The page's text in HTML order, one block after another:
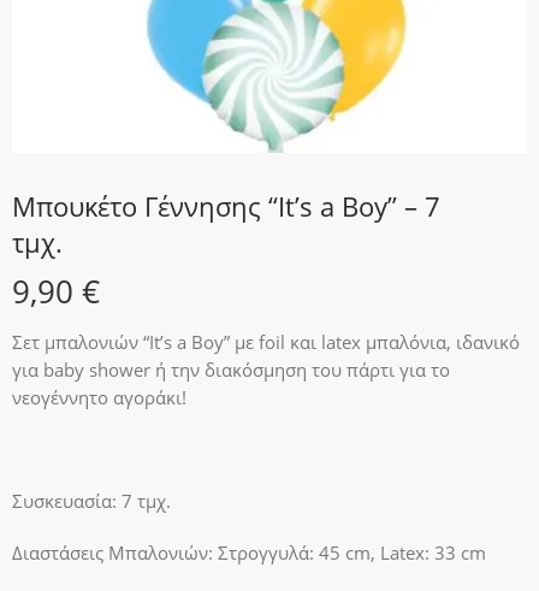
Μπουκέτο Γέννησης “It’s a Boy” – 7
τμχ.
9,90 €
Σετ μπαλονιών “It’s a Boy” με foil και latex μπαλόνια, ιδανικό
για baby shower ή την διακόσμηση του πάρτι για το
νεογέννητο αγοράκι!
Συσκευασία: 7 τμχ.
Διαστάσεις Μπαλονιών: Στρογγυλά: 45 cm, Latex: 33 cm